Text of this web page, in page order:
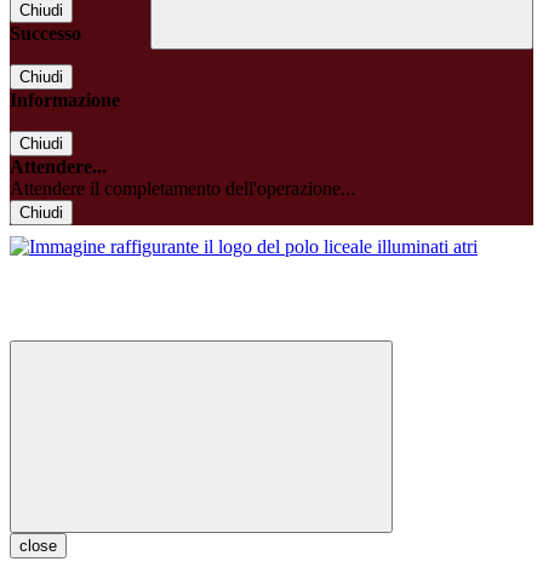
Chiudi
Successo
Chiudi
Informazione
Chiudi
Attendere...
Attendere il completamento dell'operazione...
Chiudi
close